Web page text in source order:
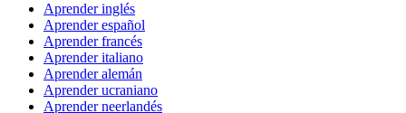
Aprender inglés
Aprender español
Aprender francés
Aprender italiano
Aprender alemán
Aprender ucraniano
Aprender neerlandés